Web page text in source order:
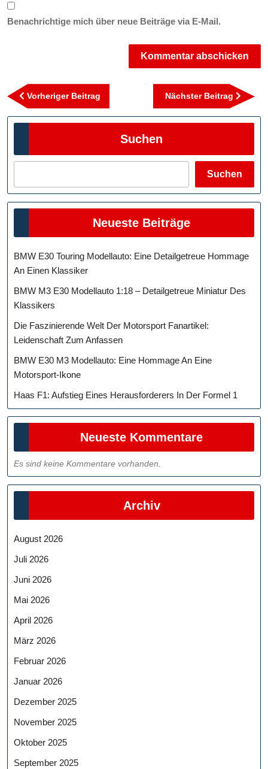
Benachrichtige mich über neue Beiträge via E-Mail.
Beitragsnavigation
Vorheriger Beitrag
Beitrag
Nächster Beitrag
Suchen
Suchen
Neueste Beiträge
BMW E30 Touring Modellauto: Eine Detailgetreue Hommage
An Einen Klassiker
BMW M3 E30 Modellauto 1:18 – Detailgetreue Miniatur Des
Klassikers
Die Faszinierende Welt Der Motorsport Fanartikel:
Leidenschaft Zum Anfassen
BMW E30 M3 Modellauto: Eine Hommage An Eine
Motorsport-Ikone
Haas F1: Aufstieg Eines Herausforderers In Der Formel 1
Neueste Kommentare
Es sind keine Kommentare vorhanden.
Archiv
August 2026
Juli 2026
Juni 2026
Mai 2026
April 2026
März 2026
Februar 2026
Januar 2026
Dezember 2025
November 2025
Oktober 2025
September 2025